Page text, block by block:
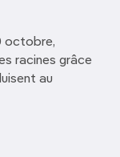
octobre,
racines grâce
au